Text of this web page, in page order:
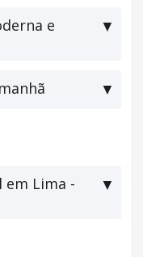
e
▼
▼
Lima -
▼